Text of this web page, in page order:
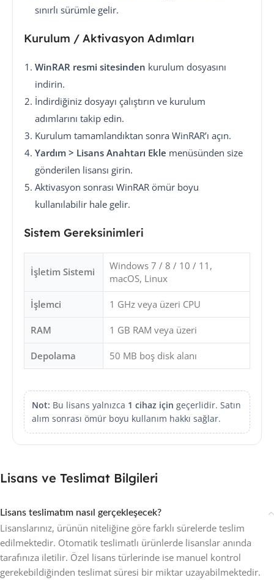
sınırlı sürümle gelir.
Kurulum / Aktivasyon Adımları
WinRAR resmi sitesinden kurulum dosyasını
indirin.
İndirdiğiniz dosyayı çalıştırın ve kurulum
adımlarını takip edin.
Kurulum tamamlandıktan sonra WinRAR’ı açın.
Yardım > Lisans Anahtarı Ekle menüsünden size
gönderilen lisansı girin.
Aktivasyon sonrası WinRAR ömür boyu
kullanılabilir hale gelir.
Sistem Gereksinimleri
İşletim Sistemi
Windows 7 / 8 / 10 / 11,
macOS, Linux
İşlemci 1 GHz veya üzeri CPU
RAM 1 GB RAM veya üzeri
Depolama 50 MB boş disk alanı
Not: Bu lisans yalnızca 1 cihaz için geçerlidir. Satın
alım sonrası ömür boyu kullanım hakkı sağlar.
Lisans ve Teslimat Bilgileri
Lisans teslimatım nasıl gerçekleşecek?
Lisanslarınız, ürünün niteliğine göre farklı sürelerde teslim
edilmektedir. Otomatik teslimatlı ürünlerde lisanslar anında
tarafınıza iletilir. Özel lisans türlerinde ise manuel kontrol
gerekebildiğinden teslimat süresi bir miktar uzayabilmektedir.